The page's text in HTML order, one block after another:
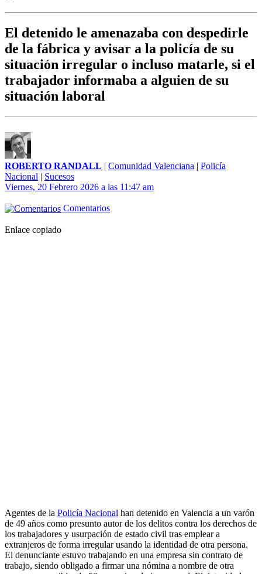
El detenido le amenazaba con despedirle
de la fábrica y avisar a la policía de su
situación irregular o incluso matarle, si el
trabajador informaba a alguien de su
situación laboral
ROBERTO RANDALL | Comunidad Valenciana | Policía
Nacional | Sucesos
Viernes, 20 Febrero 2026 a las 11:47 am
Comentarios
Enlace copiado
Agentes de la Policía Nacional han detenido en Valencia a un varón
de 49 años como presunto autor de los delitos contra los derechos de
los trabajadores y usurpación de estado civil tras emplear a
extranjeros de forma irregular usando la identidad de otra persona.
El denunciante estuvo trabajando en una empresa sin contrato de
trabajo, siendo obligado a firmar una nómina a nombre de otra